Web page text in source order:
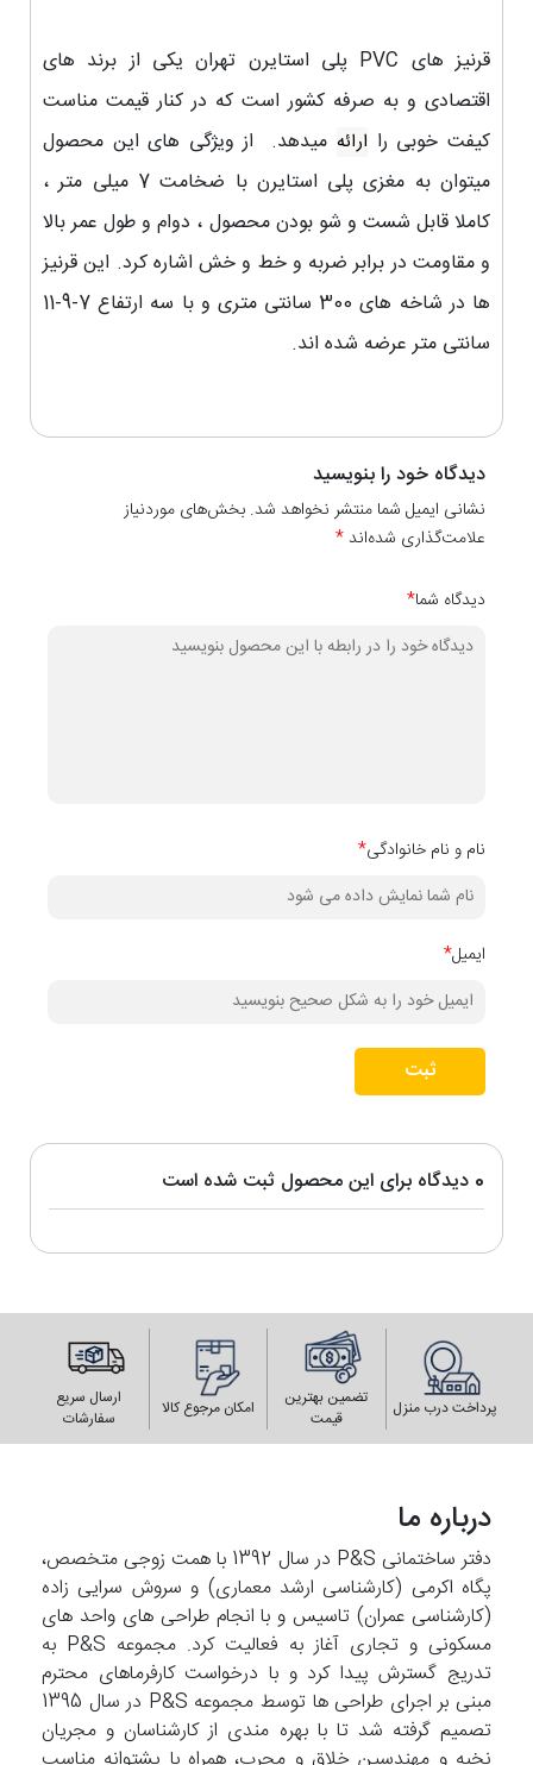
قرنیز های PVC پلی استایرن تهران یکی از برند های
اقتصادی و به صرفه کشور است که در کنار قیمت مناست
کیفت خوبی را ارائه میدهد. از ویژگی های این محصول
میتوان به مغزی پلی استایرن با ضخامت 7 میلی متر ،
کاملا قابل شست و شو بودن محصول ، دوام و طول عمر بالا
و مقاومت در برابر ضربه و خط و خش اشاره کرد. این قرنیز
ها در شاخه های 300 سانتی متری و با سه ارتفاع 7-9-11
سانتی متر عرضه شده اند.
0 دیدگاه برای این محصول ثبت شده است
دیدگاه خود را بنویسید
نشانی ایمیل شما منتشر نخواهد شد. بخش‌های موردنیاز
علامت‌گذاری شده‌اند*
دیدگاه شما*
نام و نام خانوادگی*
ایمیل*
ثبت
پرداخت درب منزل
تضمین بهترین
قیمت
امکان مرجوع کالا
ارسال سریع
سفارشات
درباره ما
دفتر ساختمانی P&S در سال 1392 با همت زوجی متخصص،
پگاه اکرمی (کارشناسی ارشد معماری) و سروش سرایی زاده
(کارشناسی عمران) تاسیس و با انجام طراحی های واحد های
مسکونی و تجاری آغاز به فعالیت کرد. مجموعه P&S به
تدریج گسترش پیدا کرد و با درخواست کارفرماهای محترم
مبنی بر اجرای طراحی ها توسط مجموعه P&S در سال 1395
تصمیم گرفته شد تا با بهره مندی از کارشناسان و مجریان